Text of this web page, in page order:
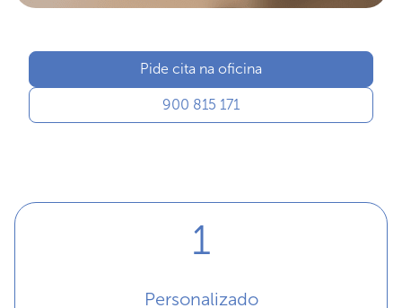
Pide cita na oficina
900 815 171
Personalizado